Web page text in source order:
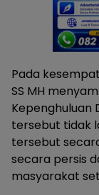
Pada
SS MH
Kepenghuluan
tersebut tidak
tersebut
secara persis
masyarakat